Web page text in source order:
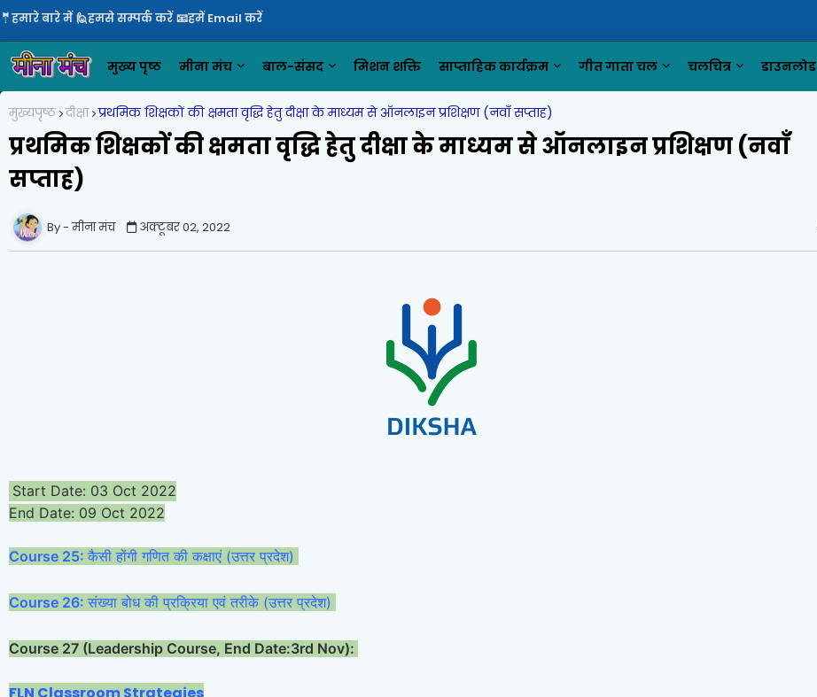
🤵हमारे बारे में 🙋हमसे सम्पर्क करें 📧हमें Email करें
मुख्य पृष्ठ मीना मंच बाल-संसद मिशन शक्ति साप्ताहिक कार्यक्रम गीत गाता चल चलचित्र डाउनलोड
मुख्यपृष्ठ दीक्षा प्रथमिक शिक्षकों की क्षमता वृद्धि हेतु दीक्षा के माध्यम से ऑनलाइन प्रशिक्षण (नवाँ सप्ताह)
प्रथमिक शिक्षकों की क्षमता वृद्धि हेतु दीक्षा के माध्यम से ऑनलाइन प्रशिक्षण (नवाँ
सप्ताह)
मीना मंच अक्टूबर 02, 2022
Start Date: 03 Oct 2022
End Date: 09 Oct 2022
Course 25: कैसी होंगी गणित की कक्षाएं (उत्तर प्रदेश)
Course 26: संख्या बोध की प्रक्रिया एवं तरीके (उत्तर प्रदेश)
Course 27 (Leadership Course, End Date:3rd Nov):